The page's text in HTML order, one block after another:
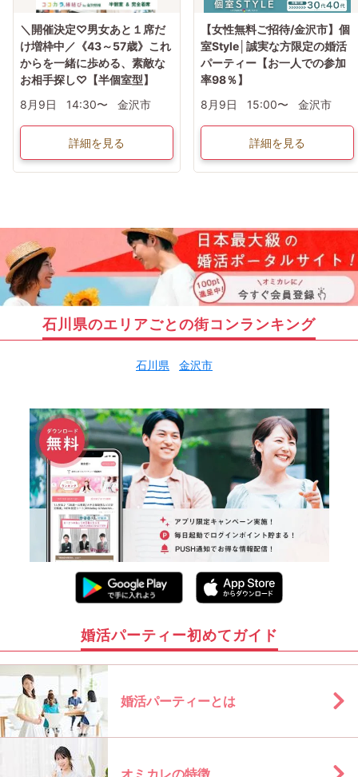
＼開催決定♡男女あと１席だ
け増枠中／《43～57歳》これ
からを一緒に歩める、素敵な
お相手探し♡【半個室型】
8月9日
14:30〜 金沢市
詳細を見る
【女性無料ご招待/金沢市】個
室Style│誠実な方限定の婚活
パーティー【お一人での参加
率98％】
8月9日
15:00〜 金沢市
詳細を見る
石川県のエリアごとの街コンランキング
石川県 金沢市
婚活パーティー初めてガイド
婚活パーティーとは
オミカレの特徴